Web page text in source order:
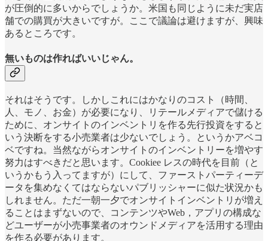
が圧倒的に多いからでしょうか。米国も同じように未だ実店
舗での購買が大きいですが。ここで議論は避けますが、興味
あるところです。
無いものは作ればいいじゃん。
それはそうです。しかしこれにはかなりのコスト（時間、
人、モノ、お金）が必要になり、リテールメディアで儲ける
ために、オンサイトのインベントリを作る先行投資をすると
いう決断をする小売業者は少ないでしょう。というかアベコ
ベですね。当然ながらオンサイトのインベントリーを増やす
努力はすべきだと思います。Cookiee レスの時代を目前（と
いうかもう入ってますが）にして、ファーストパーティーデ
ータを集めなくてはならないパブリッシャーに似た状況かも
しれません。ただ一朝一夕でオンサイトインベントリが増え
ることはまずないので、コンテンツやWeb，アプリの構成な
どユーザーが小売事業者のオウンドメディアを活用する理由
を作る必要があります。